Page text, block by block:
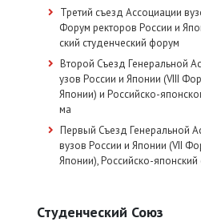
Третий съезд Ассоциации
Форум ректоров России и
ский студенческий форум
Второй Съезд Генеральной
узов России и Японии (VIII
Японии) и Российско-
ма
Первый Съезд Генеральной
вузов России и Японии (VII
Японии), Российско-
Студенческий Союз